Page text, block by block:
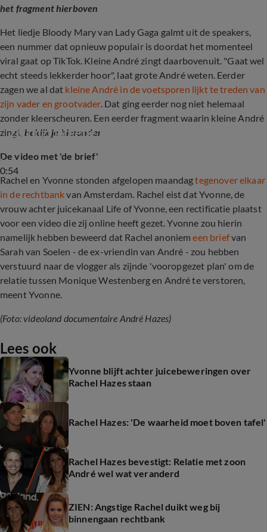
het fragment hierboven
Het liedje Bloody Mary van Lady Gaga galmt uit de speakers,
een nummer dat opnieuw populair is doordat het momenteel
viral gaat op TikTok. Kleine André zingt daarbovenuit. "Gaat wel
echt steeds lekkerder hoor", laat grote André weten. Eerder
zagen we al dat kleine André in de voetsporen lijkt te treden van
zijn vader en grootvader. Dat ging eerder nog niet helemaal
zonder kleerscheuren. Een eerder fragment waarin kleine André
zingt,bekijk je hieronder
0:54
Zo zingt Dreetje Hazes voor papa André
De video met 'de brief'
Rachel en Yvonne stonden afgelopen maandagtegenover elkaar
in de rechtbankvan Amsterdam. Rachel eist dat Yvonne, de
vrouw achter juicekanaal Life of Yvonne, een rectificatie plaatst
voor een video die zij online heeft gezet. Yvonne zou hierin
namelijk hebben beweerd dat Rachel anoniemeen briefvan
Sarah van Soelen - de ex-vriendin van André - zou hebben
verstuurd naar de vlogger als zijnde 'vooropgezet plan' om de
relatie tussen Monique Westenberg en André te verstoren,
meent Yvonne.
(Foto: videoland documentaire André Hazes)
Lees ook
Yvonne blijft achter juicebeweringen over
Rachel Hazes staan
Rachel Hazes: 'De waarheid moet boven tafel'
Rachel Hazes bevestigt: Relatie met zoon
André wel wat veranderd
ZIEN: Angstige Rachel duikt weg bij
binnengaan rechtbank